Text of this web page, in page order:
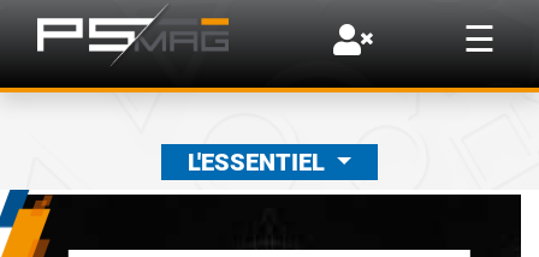
☰
×
L'ESSENTIEL